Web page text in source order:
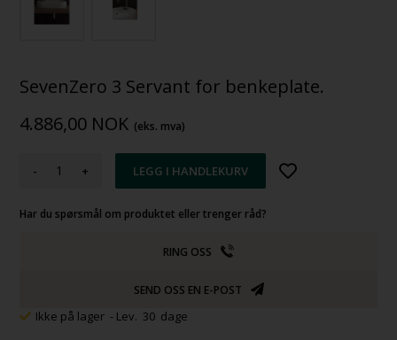
SevenZero 3 Servant for benkeplate.
4.886,00 NOK (eks. mva)
- +
Har du spørsmål om produktet eller trenger råd?
RING OSS
SEND OSS EN E-POST
Ikke på lager - Lev. 30 dage